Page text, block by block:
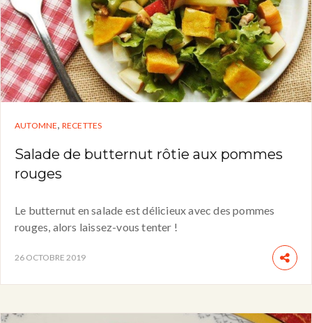
AUTOMNE, RECETTES
Salade de butternut rôtie aux pommes
rouges
Le butternut en salade est délicieux avec des pommes
rouges, alors laissez-vous tenter !
26 OCTOBRE 2019